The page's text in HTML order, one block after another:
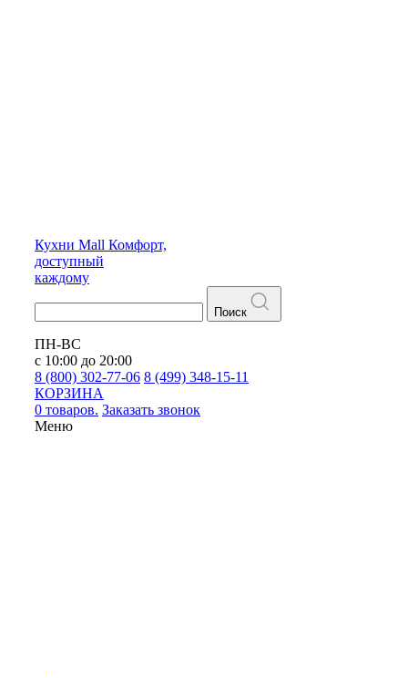
Кухни Mall Комфорт,
доступный
каждому
Поиск
ПН-ВС
с 10:00 до 20:00
8 (800) 302-77-06 8 (499) 348-15-11
КОРЗИНА
0 товаров. Заказать звонок
Меню